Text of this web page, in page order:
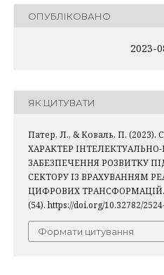
ОПУБЛІКОВАНО
2023-
ЯК ЦИТУВАТИ
Патер, Л., & Коваль, П.
ХАРАКТЕР
ЗАБЕЗПЕЧЕННЯ РОЗВИТКУ
СЕКТОРУ ІЗ ВРАХУВАННЯМ
ЦИФРОВИХ ТРАНСФОРМАЦІЙ.
(54). https://doi.org/10.32782/
Формати цитування